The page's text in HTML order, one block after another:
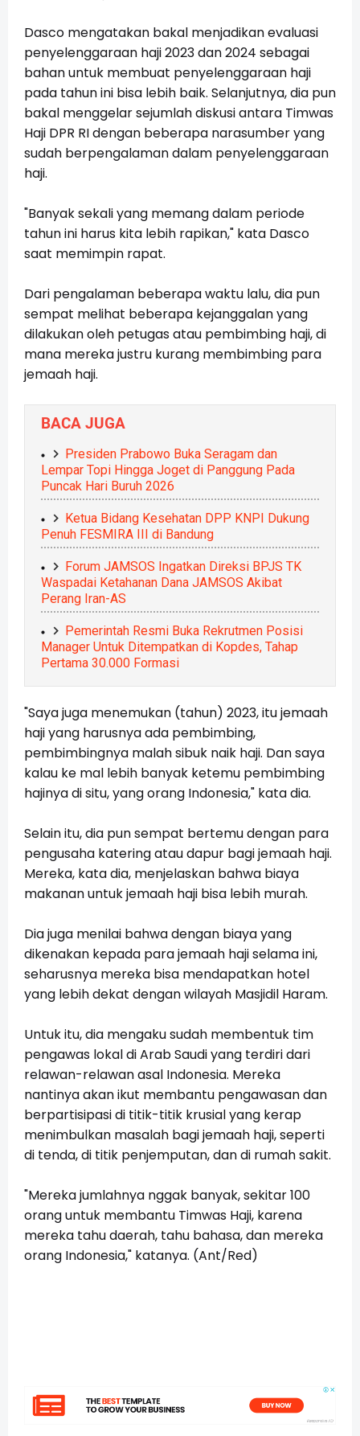
Dasco mengatakan bakal menjadikan evaluasi
penyelenggaraan haji 2023 dan 2024 sebagai
bahan untuk membuat penyelenggaraan haji
pada tahun ini bisa lebih baik. Selanjutnya, dia pun
bakal menggelar sejumlah diskusi antara Timwas
Haji DPR RI dengan beberapa narasumber yang
sudah berpengalaman dalam penyelenggaraan
haji.
"Banyak sekali yang memang dalam periode
tahun ini harus kita lebih rapikan," kata Dasco
saat memimpin rapat.
Dari pengalaman beberapa waktu lalu, dia pun
sempat melihat beberapa kejanggalan yang
dilakukan oleh petugas atau pembimbing haji, di
mana mereka justru kurang membimbing para
jemaah haji.
BACA JUGA
Presiden Prabowo Buka Seragam dan
Lempar Topi Hingga Joget di Panggung Pada
Puncak Hari Buruh 2026
Ketua Bidang Kesehatan DPP KNPI Dukung
Penuh FESMIRA III di Bandung
Forum JAMSOS Ingatkan Direksi BPJS TK
Waspadai Ketahanan Dana JAMSOS Akibat
Perang Iran-AS
Pemerintah Resmi Buka Rekrutmen Posisi
Manager Untuk Ditempatkan di Kopdes, Tahap
Pertama 30.000 Formasi
"Saya juga menemukan (tahun) 2023, itu jemaah
haji yang harusnya ada pembimbing,
pembimbingnya malah sibuk naik haji. Dan saya
kalau ke mal lebih banyak ketemu pembimbing
hajinya di situ, yang orang Indonesia," kata dia.
Selain itu, dia pun sempat bertemu dengan para
pengusaha katering atau dapur bagi jemaah haji.
Mereka, kata dia, menjelaskan bahwa biaya
makanan untuk jemaah haji bisa lebih murah.
Dia juga menilai bahwa dengan biaya yang
dikenakan kepada para jemaah haji selama ini,
seharusnya mereka bisa mendapatkan hotel
yang lebih dekat dengan wilayah Masjidil Haram.
Untuk itu, dia mengaku sudah membentuk tim
pengawas lokal di Arab Saudi yang terdiri dari
relawan-relawan asal Indonesia. Mereka
nantinya akan ikut membantu pengawasan dan
berpartisipasi di titik-titik krusial yang kerap
menimbulkan masalah bagi jemaah haji, seperti
di tenda, di titik penjemputan, dan di rumah sakit.
"Mereka jumlahnya nggak banyak, sekitar 100
orang untuk membantu Timwas Haji, karena
mereka tahu daerah, tahu bahasa, dan mereka
orang Indonesia," katanya. (Ant/Red)